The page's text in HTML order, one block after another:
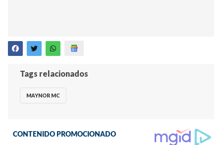
Tags relacionados
MAYNOR MC